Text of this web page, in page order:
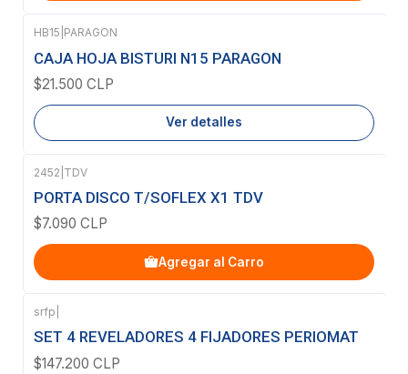
Agotado
HB15 PARAGON
CAJA HOJA BISTURI N15 PARAGON
$21.500 CLP
Ver detalles
2452 TDV
PORTA DISCO T/SOFLEX X1 TDV
$7.090 CLP
Agregar al Carro
Agotado
srfp
SET 4 REVELADORES 4 FIJADORES PERIOMAT
$147.200 CLP